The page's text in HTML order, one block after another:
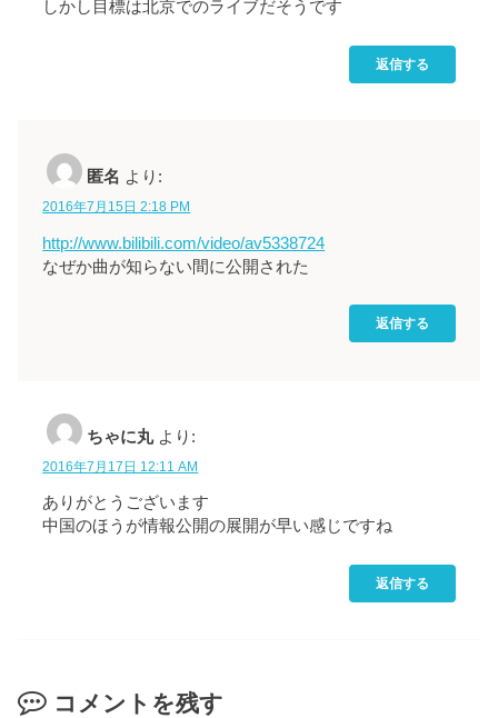
しかし目標は北京でのライブだそうです
返信する
匿名 より:
2016年7月15日 2:18 PM
http://www.bilibili.com/video/av5338724
なぜか曲が知らない間に公開された
返信する
ちゃに丸 より:
2016年7月17日 12:11 AM
ありがとうございます
中国のほうが情報公開の展開が早い感じですね
返信する
コメントを残す